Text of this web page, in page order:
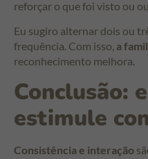
reforçar o que foi visto ou
Eu sugiro alternar dois ou
frequência. Com isso, a
reconhecimento melhora.
Conclusão:
estimule
Consistência e interação